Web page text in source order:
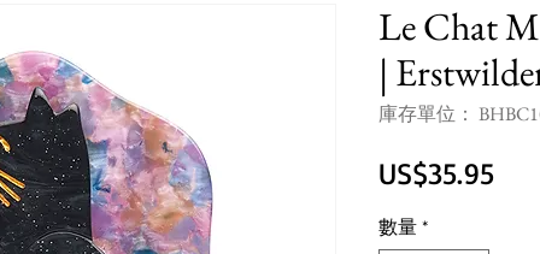
Le Chat
|
庫存單位：
US$35.95價
數量*